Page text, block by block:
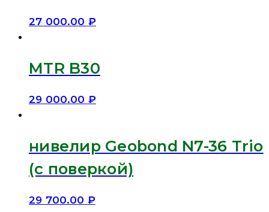
27 000.00 ₽
MTR B30
29 000.00 ₽
нивелир Geobond N7-36 Trio
(с поверкой)
29 700.00 ₽